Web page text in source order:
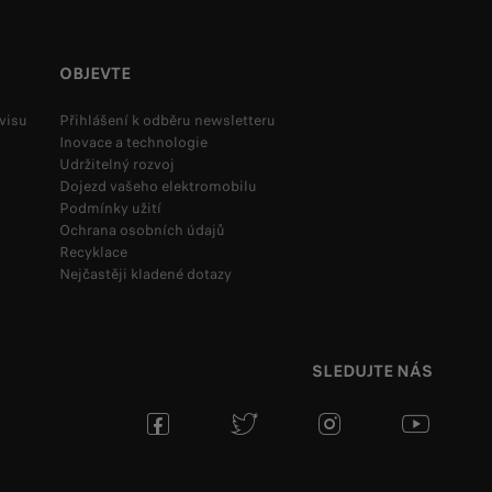
OBJEVTE
Přihlášení k odběru newsletteru
Inovace a technologie
Udržitelný rozvoj
Dojezd vašeho elektromobilu
Podmínky užití
Ochrana osobních údajů
Recyklace
Nejčastěji kladené dotazy
SLEDUJTE NÁS